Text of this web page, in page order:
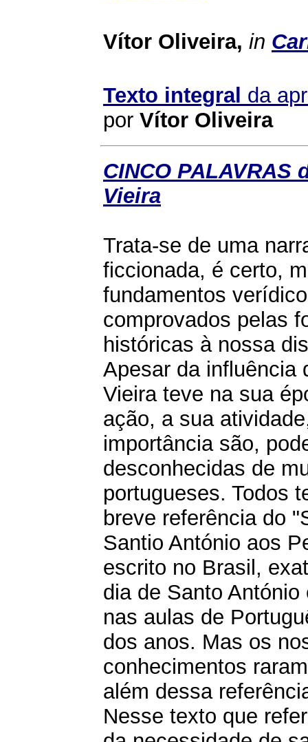
Vítor Oliveira, in
Texto integral da
por Vítor Oliveira
CINCO PALAVRAS
Vieira
Trata-se de uma
ficcionada, é certo,
fundamentos
comprovados pelas
históricas à nossa
Apesar da influência
Vieira teve na sua
ação, a sua
importância são,
desconhecidas de
portugueses. Todos
breve referência do
Santio António aos
escrito no Brasil,
dia de Santo António
nas aulas de
dos anos. Mas os
conhecimentos
além dessa
Nesse texto que